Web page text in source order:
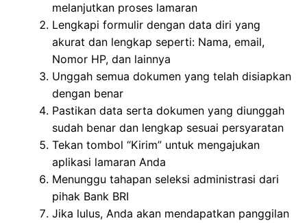
melanjutkan proses lamaran
Lengkapi formulir dengan data diri yang
akurat dan lengkap seperti: Nama, email,
Nomor HP, dan lainnya
Unggah semua dokumen yang telah disiapkan
dengan benar
Pastikan data serta dokumen yang diunggah
sudah benar dan lengkap sesuai persyaratan
Tekan tombol “Kirim” untuk mengajukan
aplikasi lamaran Anda
Menunggu tahapan seleksi administrasi dari
pihak Bank BRI
Jika lulus, Anda akan mendapatkan panggilan